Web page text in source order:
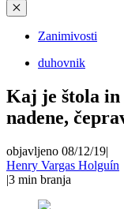
✕
Zanimivosti
duhovnik
Kaj je štola
nadene,
objavljeno 08/12/19|
Henry Vargas Holguín
|3 min branja